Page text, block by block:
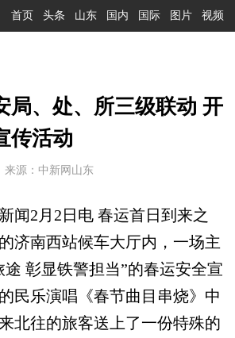
首页 头条 山东 国内 国际 图片 视频
局、处、所三级联动 开
传活动
来源：中新网山东
2月2日电 春运首日到来之
济南西站候车大厅内，一场主
途 彰显铁警担当”的春运安全宣
民乐演唱《春节曲目串烧》中
北往的旅客送上了一份特殊的